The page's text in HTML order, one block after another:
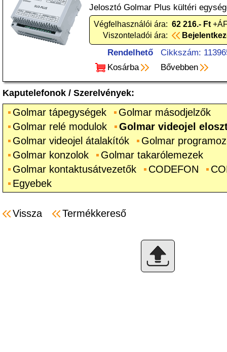
Jelosztó Golmar Plus kültéri
Végfelhasználói ára: 62 216.- Ft
Viszonteladói ára:
Rendelhető
Cikkszám:
Kosárba
Bővebben
Kaputelefonok / Szerelvények:
Golmar tápegységek
Golmar másodjelzők
Golmar relé modulok
Golmar videojel
Golmar videojel átalakítók
Golmar
Golmar konzolok
Golmar takarólemezek
Golmar kontaktusátvezetők
CODEFON
Egyebek
Vissza Termékkereső